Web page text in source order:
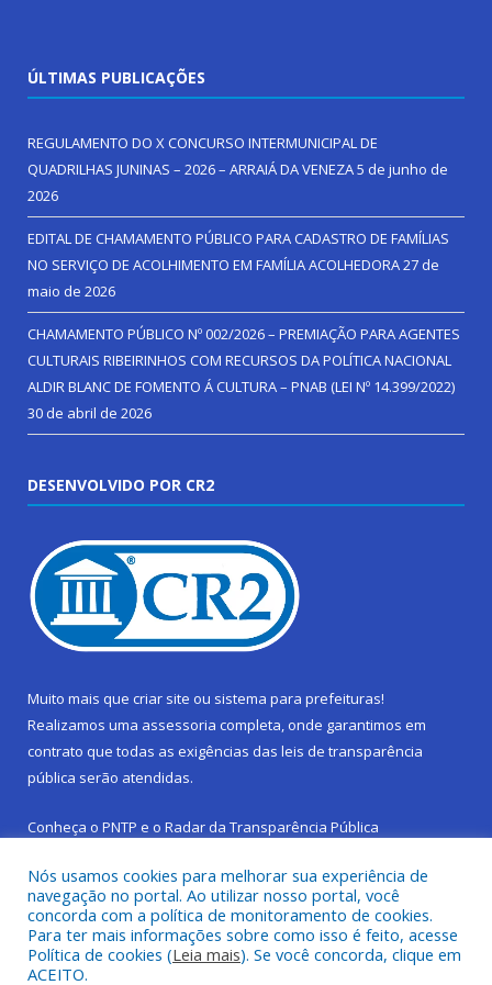
ÚLTIMAS PUBLICAÇÕES
REGULAMENTO DO X CONCURSO INTERMUNICIPAL DE
QUADRILHAS JUNINAS – 2026 – ARRAIÁ DA VENEZA5 de junho de
2026
EDITAL DE CHAMAMENTO PÚBLICO PARA CADASTRO DE FAMÍLIAS
NO SERVIÇO DE ACOLHIMENTO EM FAMÍLIA ACOLHEDORA27 de
maio de 2026
CHAMAMENTO PÚBLICO Nº 002/2026 – PREMIAÇÃO PARA AGENTES
CULTURAIS RIBEIRINHOS COM RECURSOS DA POLÍTICA NACIONAL
ALDIR BLANC DE FOMENTO Á CULTURA – PNAB (LEI Nº 14.399/2022)
30 de abril de 2026
DESENVOLVIDO POR CR2
Muito mais que criar site ou sistema para prefeituras!
Realizamos uma assessoria completa, onde garantimos em
contrato que todas as exigências das leis de transparência
pública serão atendidas.
Conheça o PNTP e o Radar da Transparência Pública
Todos os direitos reservados a Prefeitura Municipal de São
Sebastião da Boa Vista.
Nós usamos cookies para melhorar sua experiência de
navegação no portal. Ao utilizar nosso portal, você
concorda com a política de monitoramento de cookies.
Para ter mais informações sobre como isso é feito, acesse
Política de cookies (Leia mais). Se você concorda, clique em
ACEITO.